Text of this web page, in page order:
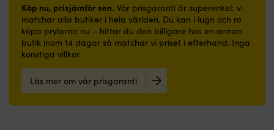
Köp nu, prisjämför sen. Vår prisgaranti är superenkel: vi
matchar alla butiker i hela världen. Du kan i lugn och ro
köpa prylarna nu – hittar du den billigare hos en annan
butik inom 14 dagar så matchar vi priset i efterhand. Inga
konstiga villkor.
Läs mer om vår prisgaranti